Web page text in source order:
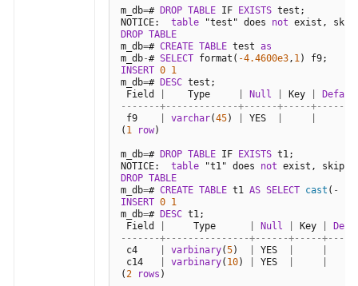
m_db=# DROP TABLE IF EXISTS test;
NOTICE: table "test" does not
DROP TABLE
m_db=# CREATE TABLE test as
m_db-# SELECT format( -4.4600e3, 1
INSERT 0 1
m_db=# DESC test;
Field
    Type
Null Key
-------+-------------+------+-----
f9
varchar(45) YES
( 1 row)
m_db=# DROP TABLE IF EXISTS t1;
NOTICE: table "t1" does not
DROP TABLE
m_db=# CREATE TABLE t1 AS SELECT cast ( -
INSERT 0 1
m_db=# DESC t1;
Field
     Type
Null Key
-------+---------------+------+-----
c4
varbinary(5) YES
c14
varbinary( 10) YES
(2 rows )